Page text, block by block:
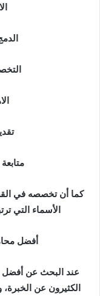
كما أن تخصصه في
الأسماء التي
أفضل
عند البحث عن أفضل
الكثيرون عن الخبرة،